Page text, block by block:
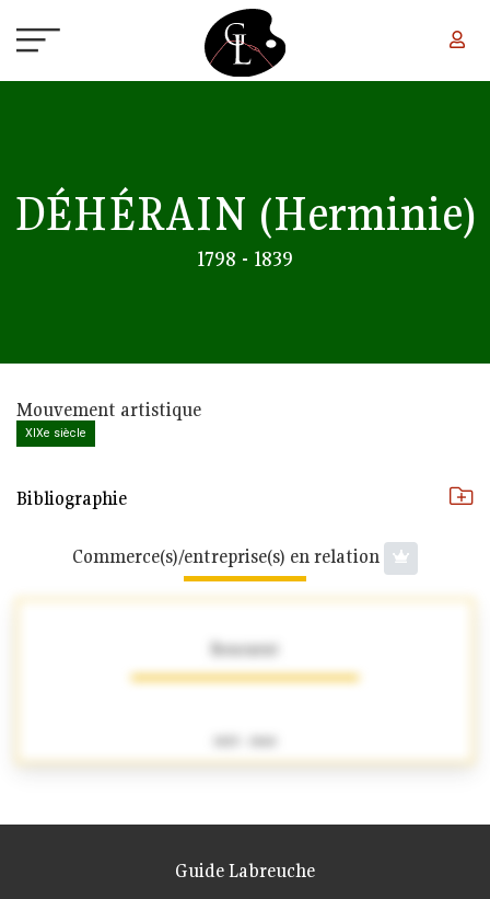
DÉHÉRAIN (Herminie)
1798 - 1839
Mouvement artistique
XIXe siècle
Bibliographie
Commerce(s)/entreprise(s) en relation
Boucarut
1825 - 1860
Guide Labreuche